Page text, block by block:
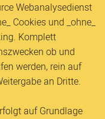
Webanalysedienst
Cookies und _ohne_
Komplett
ob und
werden, rein auf
an Dritte.
auf Grundlage